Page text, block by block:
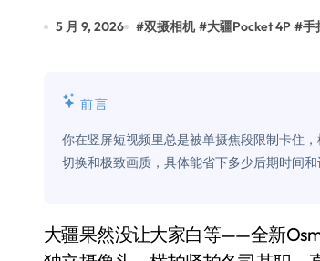
别再用汽车USB给
Windows 11家庭版和
5 月 9, 2026 #双摄相机 #大疆Pocket 4P #手
前言
你在竖屏短视频里总是被单摄焦段限制卡住
切换和极致画质，具体能省下多少后期时间
大疆果然没让大家白等——全新Osmo Pocket 4P手持云台正式 teased 了。最大的狠活是塞了两颗